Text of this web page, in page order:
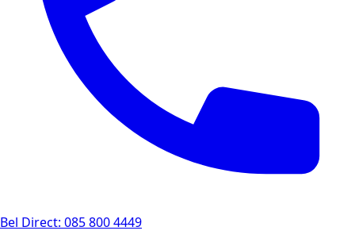
Bel Direct: 085 800 4449